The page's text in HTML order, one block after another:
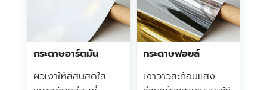
กระดาษอาร์ตมัน
ผิวเงาให้สีสันสดใส
กระดาษฟอยล์
เงาวาวสะท้อนแสง